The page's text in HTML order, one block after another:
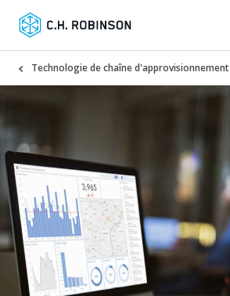
Technologie de chaîne d'approvisionnement